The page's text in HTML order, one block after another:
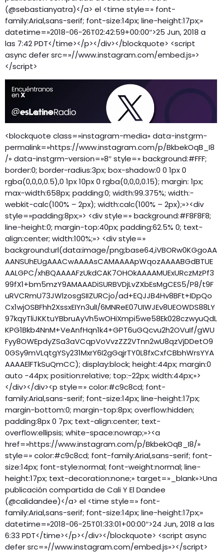
(@sebastianyatra)</a> el <time style=» font-
family:Arial,sans-serif; font-size:14px; line-height:17px;»
datetime=»2018-06-26T02:42:59+00:00″>25 Jun, 2018 a
las 7:42 PDT</time></p></div></blockquote> <script
async defer src=»//www.instagram.com/embed.js»>
</script>
<blockquote class=»instagram-media» data-instgrm-
permalink=»https://www.instagram.com/p/BkbekOqB_I8
/» data-instgrm-version=»8″ style=» background:#FFF;
border:0; border-radius:3px; box-shadow:0 0 1px 0
rgba(0,0,0,0.5),0 1px 10px 0 rgba(0,0,0,0.15); margin: 1px;
max-width:658px; padding:0; width:99.375%; width:-
webkit-calc(100% – 2px); width:calc(100% – 2px);»><div
style=»padding:8px;»> <div style=» background:#F8F8F8;
line-height:0; margin-top:40px; padding:62.5% 0; text-
align:center; width:100%;»> <div style=»
background:url(data:image/png;base64,iVBORw0KGgoAA
AANSUhEUgAAACwAAAAsCAMAAAApWqozAAAABGdBTUE
AALGPC/xhBQAAAAFzUkdCAK7OHOkAAAAMUExURczMzPf3
99fX1+bm5mzY9AMAAADiSURBVDjLvZXbEsMgCES5/P8/t9F
uRVCRmU73JWlzosgSIIZURCjo/ad+EQJJB4Hv8BFt+IDpQo
Cx1wjOSBFhh2XssxEIYn3ulI/6MNReE07UIWJEv8UEOWDS88LY
97kqyTliJKKtuYBbruAyVh5wOHiXmpi5we58Ek028czwyuQdL
KPG1Bkb4NnM+VeAnfHqn1k4+GPT6uGQcvu2h2OVuIf/gWU
Fyy8OWEpdyZSa3aVCqpVoVvzZZ2VTnn2wU8qzVjDDetO9
0GSy9mVLqtgYSy231MxrY6I2gGqjrTY0L8fxCxfCBbhWrsYYA
AAAAElFTkSuQmCC); display:block; height:44px; margin:0
auto -44px; position:relative; top:-22px; width:44px;»>
</div></div><p style=» color:#c9c8cd; font-
family:Arial,sans-serif; font-size:14px; line-height:17px;
margin-bottom:0; margin-top:8px; overflow:hidden;
padding:8px 0 7px; text-align:center; text-
overflow:ellipsis; white-space:nowrap;»><a
href=»https://www.instagram.com/p/BkbekOqB_I8/»
style=» color:#c9c8cd; font-family:Arial,sans-serif; font-
size:14px; font-style:normal; font-weight:normal; line-
height:17px; text-decoration:none;» target=»_blank»>Una
publicación compartida de Cali Y El Dandee
(@calidandee)</a> el <time style=» font-
family:Arial,sans-serif; font-size:14px; line-height:17px;»
datetime=»2018-06-25T01:33:01+00:00″>24 Jun, 2018 a las
6:33 PDT</time></p></div></blockquote> <script async
defer src=»//www.instagram.com/embed.js»></script>